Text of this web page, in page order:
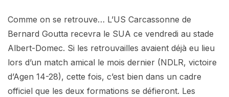
Comme on se retrouve… L’US Carcassonne de
Bernard Goutta recevra le SUA ce vendredi au stade
Albert-Domec. Si les retrouvailles avaient déjà eu lieu
lors d’un match amical le mois dernier (NDLR, victoire
d’Agen 14-28), cette fois, c’est bien dans un cadre
officiel que les deux formations se défieront. Les